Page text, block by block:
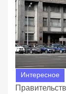
Интересное